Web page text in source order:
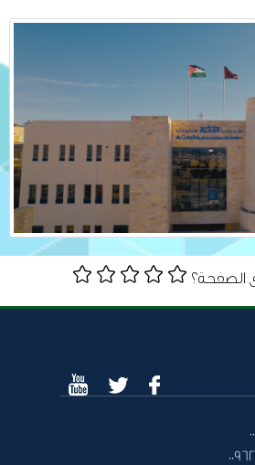
الصفحة؟